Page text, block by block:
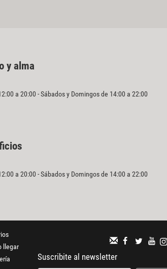
y alma
a 20:00 - Sábados y Domingos de 14:00 a 22:00
a 20:00 - Sábados y Domingos de 14:00 a 22:00
llegar
Suscribite al newsletter